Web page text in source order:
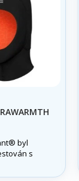
byl
s